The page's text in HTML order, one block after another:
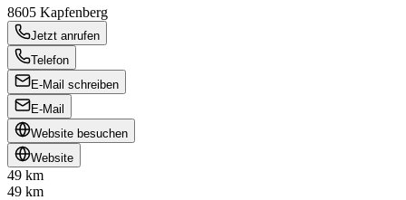
8605 Kapfenberg
Jetzt anrufen
Telefon
E-Mail schreiben
E-Mail
Website besuchen
Website
49 km
49 km